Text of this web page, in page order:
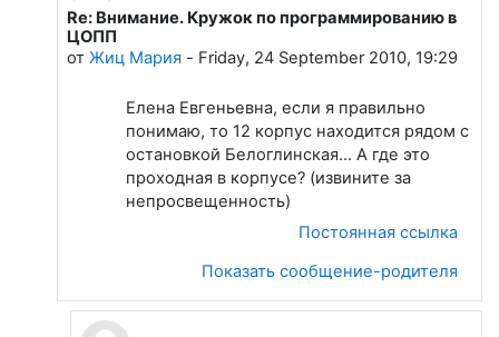
В ответ на Лапшева Елена Евгеньевна
Re: Внимание. Кружок по программированию в
ЦОПП
отЖиц Мария - Friday, 24 September 2010, 19:29
Елена Евгеньевна, если я правильно
понимаю, то 12 корпус находится рядом с
остановкой Белоглинская... А где это
проходная в корпусе? (извините за
непросвещенность)
Постоянная ссылка
Показать сообщение-родителя